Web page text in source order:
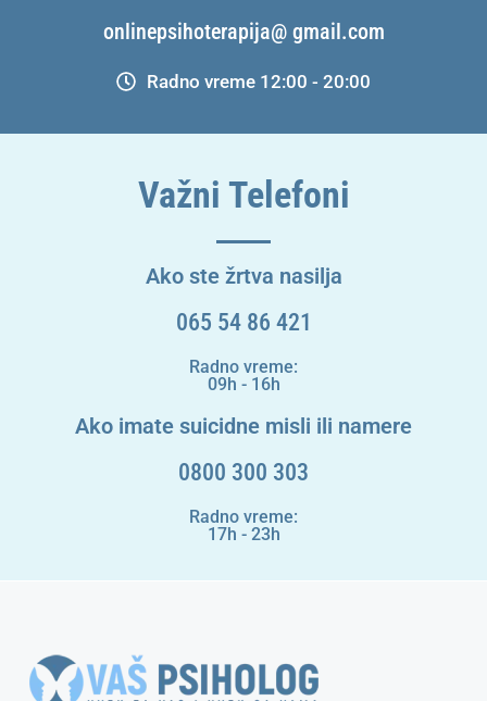
onlinepsihoterapija@ gmail.com
Radno vreme 12:00 - 20:00
Važni Telefoni
Ako ste žrtva nasilja
065 54 86 421
Radno vreme:
09h - 16h
Ako imate suicidne misli ili namere
0800 300 303
Radno vreme:
17h - 23h